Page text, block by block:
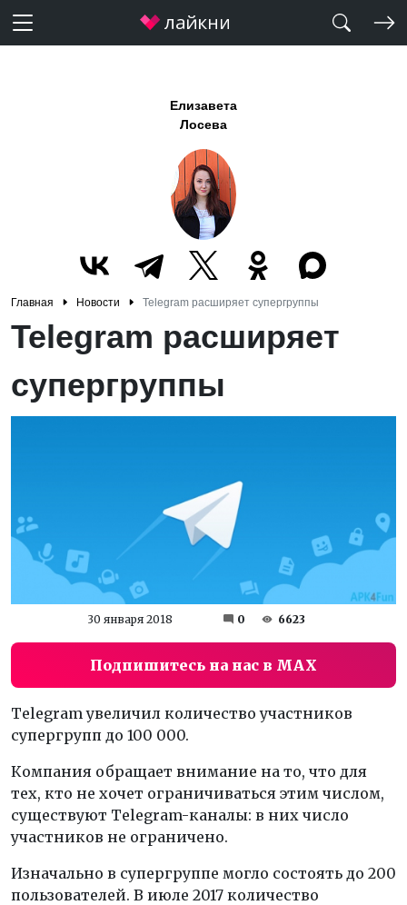
Елизавета
Лосева
Главная Новости Telegram расширяет супергруппы
Telegram расширяет
супергруппы
30 января 2018 0 6623
Подпишитесь на нас в MAX
Telegram увеличил количество участников
супергрупп до 100 000.
Компания обращает внимание на то, что для
тех, кто не хочет ограничиваться этим числом,
существуют Telegram-каналы: в них число
участников не ограничено.
Изначально в супергруппе могло состоять до 200
пользователей. В июле 2017 количество